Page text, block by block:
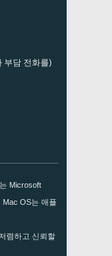
부담 전화를)
Microsoft
Mac OS는 애플
렴하고 신뢰할